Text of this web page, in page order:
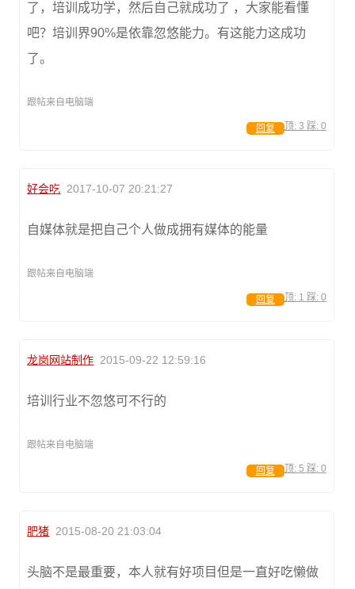
了，培训成功学，然后自己就成功了 ，大家能看懂
吧？培训界90%是依靠忽悠能力。有这能力这成功
了。
跟帖来自电脑端
顶: 3 踩: 0
回复
好会吃 2017-10-07 20:21:27
自媒体就是把自己个人做成拥有媒体的能量
跟帖来自电脑端
顶: 1 踩: 0
回复
龙岗网站制作 2015-09-22 12:59:16
培训行业不忽悠可不行的
跟帖来自电脑端
顶: 5 踩: 0
回复
肥猪 2015-08-20 21:03:04
头脑不是最重要，本人就有好项目但是一直好吃懒做